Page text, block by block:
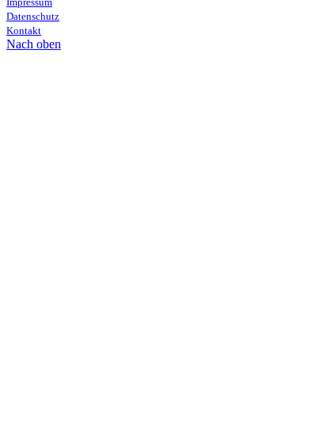
Datenschutz
Kontakt
Nach oben